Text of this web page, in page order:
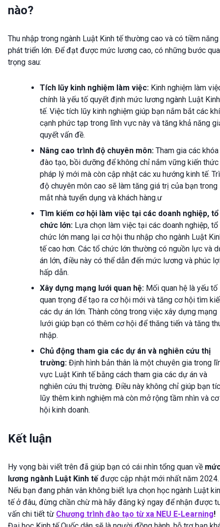
nào?
Thu nhập trong ngành Luật Kinh tế thường cao và có tiềm năng
phát triển lớn. Để đạt được mức lương cao, có những bước
trọng sau:
Tích lũy kinh nghiệm làm việc: Kinh nghiệm làm
chính là yếu tố quyết định mức lương ngành Luật Kinh
tế. Việc tích lũy kinh nghiệm giúp bạn nắm bắt các
cạnh phức tạp trong lĩnh vực này và tăng khả năng
quyết vấn đề.
Nâng cao trình độ chuyên môn: Tham gia các khóa
đào tạo, bồi dưỡng để không chỉ nắm vững kiến thức
pháp lý mới mà còn cập nhật các xu hướng kinh tế.
độ chuyên môn cao sẽ làm tăng giá trị của bạn trong
mắt nhà tuyển dụng và khách hàng.ư
Tìm kiếm cơ hội làm việc tại các doanh nghiệp, tổ
chức lớn: Lựa chọn làm việc tại các doanh nghiệp, tổ
chức lớn mang lại cơ hội thu nhập cho ngành Luật
tế cao hơn. Các tổ chức lớn thường có nguồn lực và
án lớn, điều này có thể dẫn đến mức lương và phúc
hấp dẫn.
Xây dựng mạng lưới quan hệ: Mối quan hệ là yếu tố
quan trọng để tạo ra cơ hội mới và tăng cơ hội tìm
các dự án lớn. Thành công trong việc xây dựng mạng
lưới giúp bạn có thêm cơ hội để thăng tiến và tăng
nhập.
Chủ động tham gia các dự án và nghiên cứu thị
trường: Định hình bản thân là một chuyên gia trong
vực Luật Kinh tế bằng cách tham gia các dự án và
nghiên cứu thị trường. Điều này không chỉ giúp bạn
lũy thêm kinh nghiệm mà còn mở rộng tầm nhìn và cơ
hội kinh doanh.
Kết luận
Hy vọng bài viết trên đã giúp bạn có cái nhìn tổng quan về
lương ngành Luật Kinh tếđược cập nhật mới nhất năm 2024.
Nếu bạn đang phân vân không biết lựa chọn học ngành Luật
tế ở đâu, đừng chần chừ mà hãy đăng ký ngay để nhận được
vấn chi tiết từ Chương trình đào tạo từ xa NEU E-Learning!